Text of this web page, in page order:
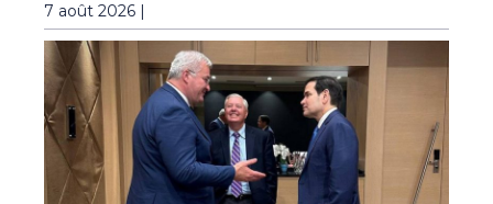
7 août 2026 |